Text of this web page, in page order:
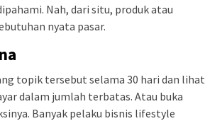
Nah, dari situ, produk atau
nyata pasar.
topik tersebut selama 30 hari dan lihat
dalam jumlah terbatas. Atau buka
Banyak pelaku bisnis lifestyle